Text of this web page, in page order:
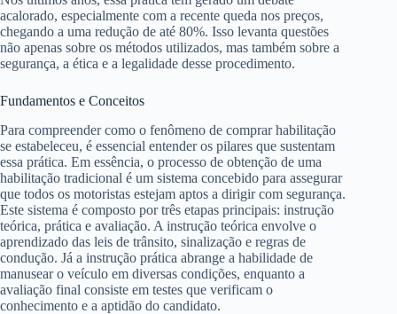
acalorado, especialmente com a recente queda nos preços,
chegando a uma redução de até 80%. Isso levanta questões
não apenas sobre os métodos utilizados, mas também sobre a
segurança, a ética e a legalidade desse procedimento.
Fundamentos e Conceitos
Para compreender como o fenômeno de comprar habilitação
se estabeleceu, é essencial entender os pilares que sustentam
essa prática. Em essência, o processo de obtenção de uma
habilitação tradicional é um sistema concebido para assegurar
que todos os motoristas estejam aptos a dirigir com segurança.
Este sistema é composto por três etapas principais: instrução
teórica, prática e avaliação. A instrução teórica envolve o
aprendizado das leis de trânsito, sinalização e regras de
condução. Já a instrução prática abrange a habilidade de
manusear o veículo em diversas condições, enquanto a
avaliação final consiste em testes que verificam o
conhecimento e a aptidão do candidato.